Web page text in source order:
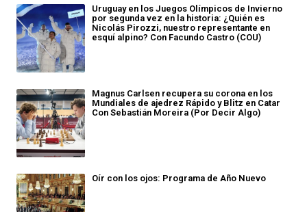
Uruguay en los Juegos Olímpicos de Invierno
por segunda vez en la historia: ¿Quién es
Nicolás Pirozzi, nuestro representante en
esquí alpino? Con Facundo Castro (COU)
Magnus Carlsen recupera su corona en los
Mundiales de ajedrez Rápido y Blitz en Catar
Con Sebastián Moreira (Por Decir Algo)
Oír con los ojos: Programa de Año Nuevo